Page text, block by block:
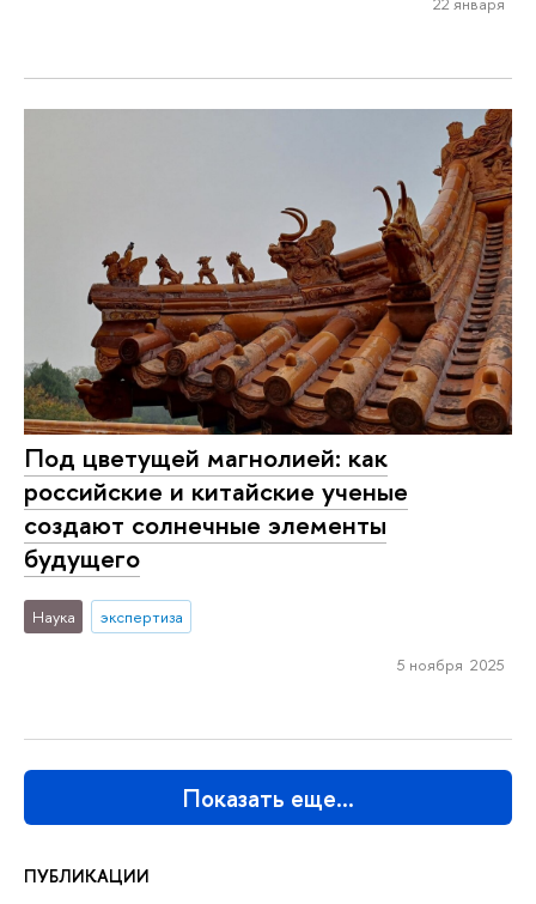
ПУБЛИКАЦИИ
Под цветущей магнолией: как
российские и китайские ученые
создают солнечные элементы
будущего
Наука экспертиза
5 ноября 2025
Показать еще…